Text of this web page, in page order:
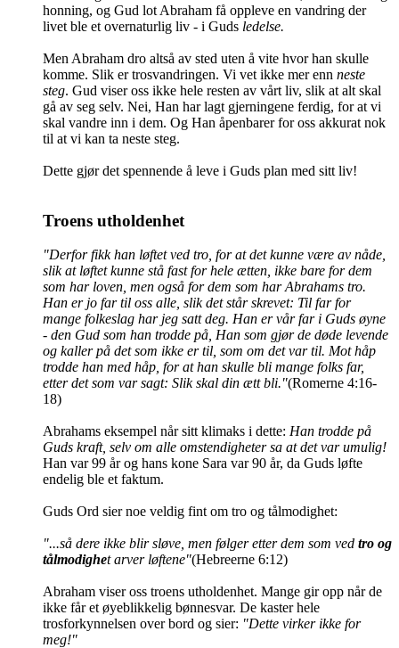
honning, og Gud lot Abraham få oppleve en vandring der
livet ble et overnaturlig liv - i Guds ledelse.
Men Abraham dro altså av sted uten å vite hvor han skulle
komme. Slik er trosvandringen. Vi vet ikke mer enn neste
steg. Gud viser oss ikke hele resten av vårt liv, slik at alt skal
gå av seg selv. Nei, Han har lagt gjerningene ferdig, for at vi
skal vandre inn i dem. Og Han åpenbarer for oss akkurat nok
til at vi kan ta neste steg.
Dette gjør det spennende å leve i Guds plan med sitt liv!
Troens utholdenhet
"Derfor fikk han løftet ved tro, for at det kunne være av nåde,
slik at løftet kunne stå fast for hele ætten, ikke bare for dem
som har loven, men også for dem som har Abrahams tro.
Han er jo far til oss alle, slik det står skrevet: Til far for
mange folkeslag har jeg satt deg. Han er vår far i Guds øyne
- den Gud som han trodde på, Han som gjør de døde levende
og kaller på det som ikke er til, som om det var til. Mot håp
trodde han med håp, for at han skulle bli mange folks far,
etter det som var sagt: Slik skal din ætt bli."(Romerne 4:16-
18)
Abrahams eksempel når sitt klimaks i dette: Han trodde på
Guds kraft, selv om alle omstendigheter sa at det var umulig!
Han var 99 år og hans kone Sara var 90 år, da Guds løfte
endelig ble et faktum.
Guds Ord sier noe veldig fint om tro og tålmodighet:
"...så dere ikke blir sløve, men følger etter dem som ved tro og
tålmodighet arver løftene"(Hebreerne 6:12)
Abraham viser oss troens utholdenhet. Mange gir opp når de
ikke får et øyeblikkelig bønnesvar. De kaster hele
trosforkynnelsen over bord og sier: "Dette virker ikke for
meg!"